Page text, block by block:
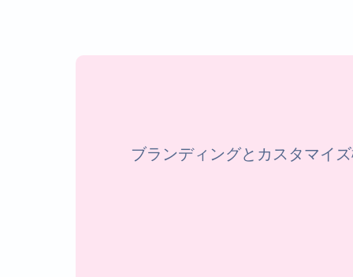
ブランディングとカスタマイ